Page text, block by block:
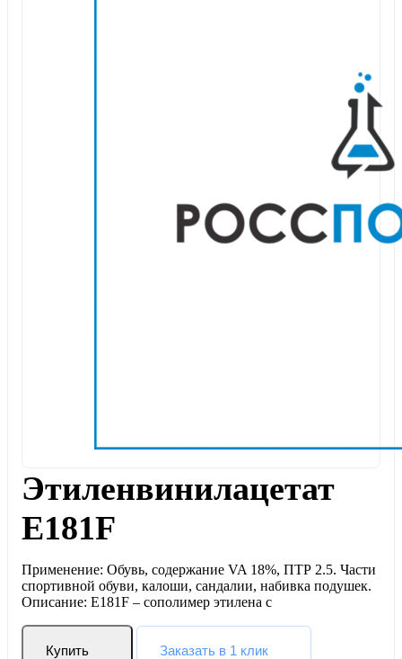
Этиленвинилацетат
E181F
Применение: Обувь, содержание VA 18%, ПТР 2.5. Части
спортивной обуви, калоши, сандалии, набивка подушек.
Описание: E181F – сополимер этилена с
Купить Заказать в 1 клик